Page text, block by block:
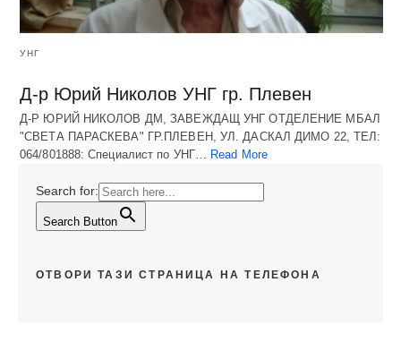
УНГ
Д-р Юрий Николов УНГ гр. Плевен
Д-Р ЮРИЙ НИКОЛОВ ДМ, ЗАВЕЖДАЩ УНГ ОТДЕЛЕНИЕ МБАЛ
"СВЕТА ПАРАСКЕВА" ГР.ПЛЕВЕН, УЛ. ДАСКАЛ ДИМО 22, ТЕЛ:
064/801888: Специалист по УНГ…
Read More
Search for:
Search Button
ОТВОРИ ТАЗИ СТРАНИЦА НА ТЕЛЕФОНА